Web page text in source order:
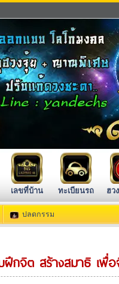
เลขที่บ้าน ทะเบียนรถ ฮว
ปลดกรรม
กจิต สร้างสมาธิ เพื่อ